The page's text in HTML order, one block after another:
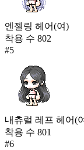
엔젤링 헤어(여)
착용 수 802
#5
내츄럴 레프 헤어(
착용 수 801
#6